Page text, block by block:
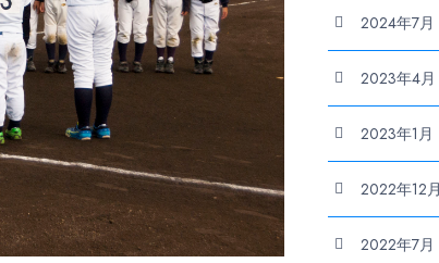
2024年7月
2023年4月
2023年1月
2022年12月
2022年7月